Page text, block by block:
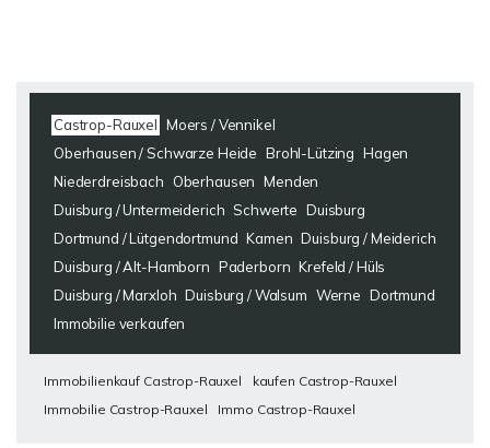
Castrop-Rauxel Moers / Vennikel
Oberhausen / Schwarze Heide Brohl-Lützing Hagen
Niederdreisbach
Oberhausen Menden
Duisburg / Untermeiderich Schwerte Duisburg
Dortmund / Lütgendortmund Kamen Duisburg / Meiderich
Duisburg / Alt-Hamborn Paderborn Krefeld / Hüls
Duisburg / Marxloh Duisburg / Walsum Werne Dortmund
Immobilie verkaufen
Immobilienkauf Castrop-Rauxel
kaufen Castrop-Rauxel
Immobilie Castrop-Rauxel
Immo Castrop-Rauxel